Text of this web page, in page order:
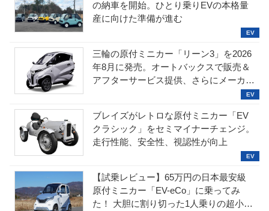
の納車を開始。ひとり乗りEVの本格量
産に向けた準備が進む
三輪の原付ミニカー「リーン3」を2026
年8月に発売。オートバックスで販売＆
アフターサービス提供、さらにメーカー
ブレイズがレトロな原付ミニカー「EV
クラシック」をセミマイナーチェンジ。
走行性能、安全性、視認性が向上
【試乗レビュー】65万円の日本最安級
原付ミニカー「EV-eCo」に乗ってみ
た！ 大胆に割り切った1人乗りの超小型